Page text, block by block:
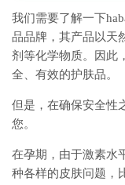
我们需要了解一下
品品牌，其产品以天
剂等化学物质。因此
全、有效的护肤品。
但是，在确保安全性
您。
在孕期，由于激素水
种各样的皮肤问题，